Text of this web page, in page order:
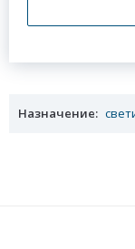
Назначение: